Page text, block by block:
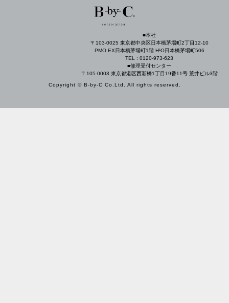
■本社
〒103-0025 東京都中央区日本橋茅場町2丁目12-10
PMO EX日本橋茅場町1階 H¹O日本橋茅場町506
TEL : 0120-973-623
■修理受付センター
〒105-0003 東京都港区西新橋1丁目19番11号 荒井ビル3階
Copyright © B-by-C Co.Ltd. All rights reserved.